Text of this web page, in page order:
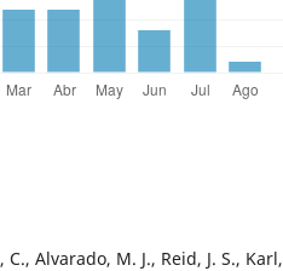
Alvarado, M. J., Reid, J. S., Karl,